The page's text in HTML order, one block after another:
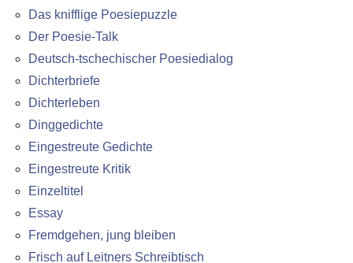
Das knifflige Poesiepuzzle
Der Poesie-Talk
Deutsch-tschechischer Poesiedialog
Dichterbriefe
Dichterleben
Dinggedichte
Eingestreute Gedichte
Eingestreute Kritik
Einzeltitel
Essay
Fremdgehen, jung bleiben
Frisch auf Leitners Schreibtisch